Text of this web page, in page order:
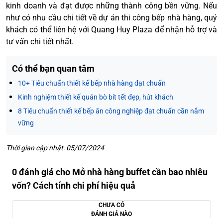
kinh doanh và đạt được những thành công bền vững. Nếu
như có nhu cầu chi tiết về dự án thi công bếp nhà hàng, quý
khách có thể liên hệ với Quang Huy Plaza để nhận hỗ trợ và
tư vấn chi tiết nhất.
Có thể bạn quan tâm
10+ Tiêu chuẩn thiết kế bếp nhà hàng đạt chuẩn
Kinh nghiệm thiết kế quán bò bít tết đẹp, hút khách
8 Tiêu chuẩn thiết kế bếp ăn công nghiệp đạt chuẩn cần nắm
vững
Thời gian cập nhật: 05/07/2024
0 đánh giá cho Mở nhà hàng buffet cần bao nhiêu
vốn? Cách tính chi phí hiệu quả
CHƯA CÓ
ĐÁNH GIÁ NÀO